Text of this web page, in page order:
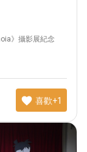
》攝影展紀念
favorite 喜歡+1